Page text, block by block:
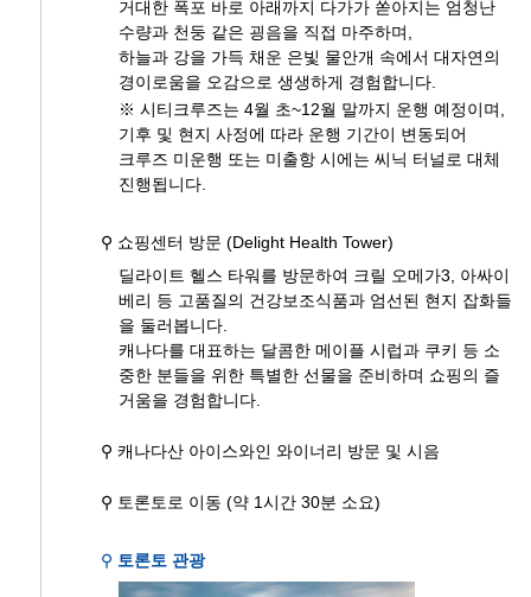
거대한 폭포 바로 아래까지 다가가 쏟아지는 엄청난
수량과 천둥 같은 굉음을 직접 마주하며,
하늘과 강을 가득 채운 은빛 물안개 속에서 대자연의
경이로움을 오감으로 생생하게 경험합니다.
※ 시티크루즈는 4월 초~12월 말까지 운행 예정이며,
기후 및 현지 사정에 따라 운행 기간이 변동되어
크루즈 미운행 또는 미출항 시에는 씨닉 터널로 대체
진행됩니다.
⚲ 쇼핑센터 방문 (Delight Health Tower)
딜라이트 헬스 타워를 방문하여 크릴 오메가3, 아싸이
베리 등 고품질의 건강보조식품과 엄선된 현지 잡화들
을 둘러봅니다.
캐나다를 대표하는 달콤한 메이플 시럽과 쿠키 등 소
중한 분들을 위한 특별한 선물을 준비하며 쇼핑의 즐
거움을 경험합니다.
⚲ 캐나다산 아이스와인 와이너리 방문 및 시음
⚲ 토론토로 이동 (약 1시간 30분 소요)
⚲ 토론토 관광